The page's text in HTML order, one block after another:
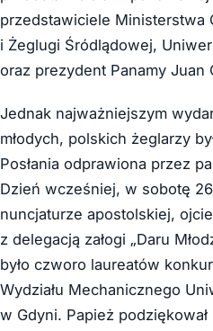
przedstawiciele Ministerstwa
i Żeglugi Śródlądowej,
oraz prezydent Panamy Juan
Jednak najważniejszym
młodych, polskich żeglarzy
Posłania odprawiona przez
Dzień wcześniej, w sobotę
nuncjaturze apostolskiej,
z delegacją załogi „Daru
było czworo laureatów
Wydziału Mechanicznego
w Gdyni. Papież podziękował